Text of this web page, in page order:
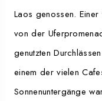
Laos genossen.
von der
genutzten
einem der vielen
Sonnenuntergänge